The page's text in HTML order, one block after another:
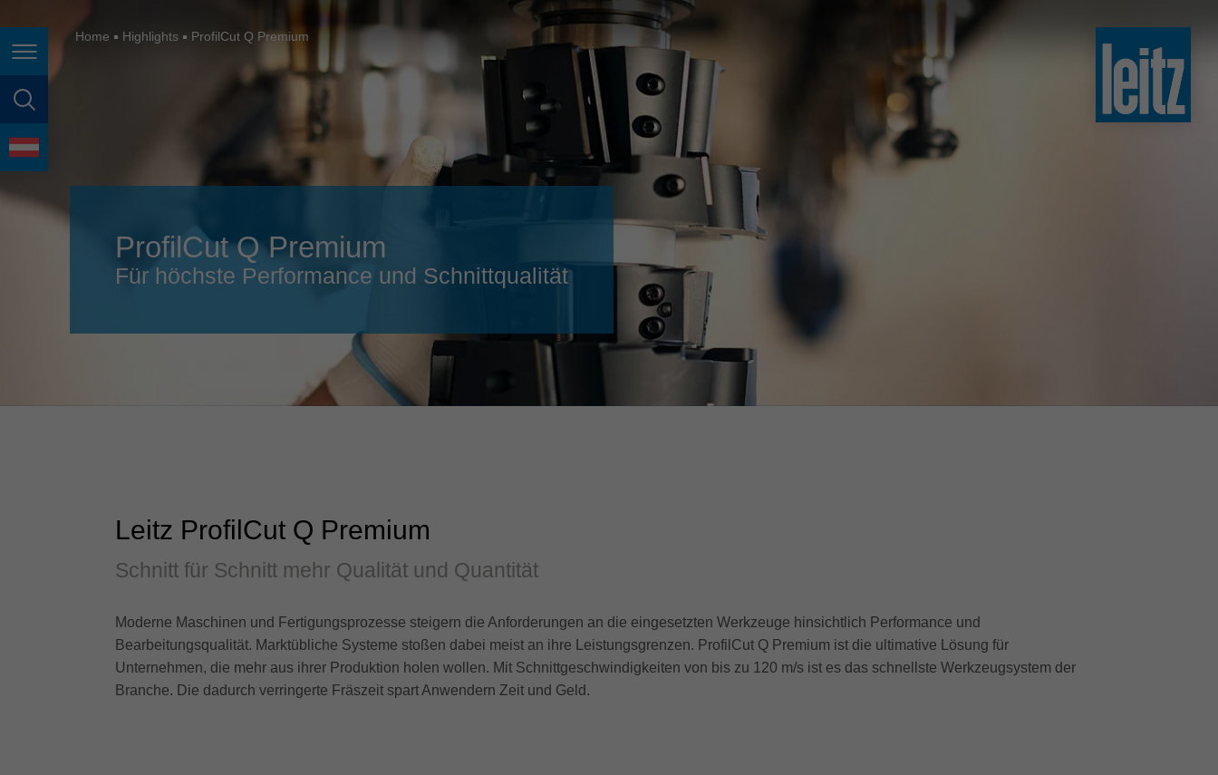
Seitennavigation
Seitensuche
Sprache
France français
Great Britain english
Italia
India
Japan (日本) 日本語
Magyarország
Malaysia
México
Suomi
Taiwan
Türkiye
USA english
Việt Nam
中国
Україна
Home Highlights ProfilCut Q Premium
ProfilCut Q Premium
Für höchste Performance und Schnittqualität
Leitz ProfilCut Q Premium
Schnitt für Schnitt mehr Qualität und Quantität
Moderne Maschinen und Fertigungsprozesse steigern die Anforderungen an die eingesetzten Werkzeuge hinsichtlich Performance und
Bearbeitungsqualität. Marktübliche Systeme stoßen dabei meist an ihre Leistungsgrenzen. ProfilCut Q Premium ist die ultimative Lösung für
Unternehmen, die mehr aus ihrer Produktion holen wollen. Mit Schnittgeschwindigkeiten von bis zu 120 m/s ist es das schnellste Werkzeugsystem der
Branche. Die dadurch verringerte Fräszeit spart Anwendern Zeit und Geld.